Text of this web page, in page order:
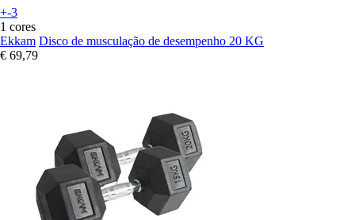
+-3
1 cores
Ekkam Disco de musculação de desempenho 20 KG
€ 69,79